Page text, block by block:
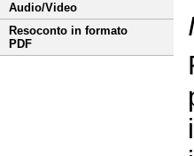
Audio/Video
Resoconto in formato
PDF